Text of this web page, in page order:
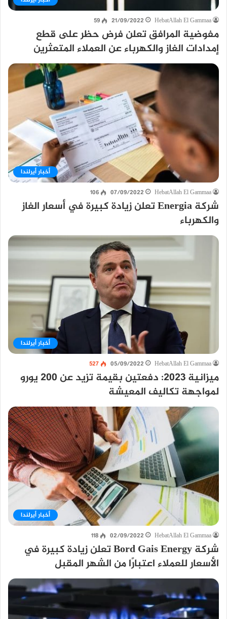
HebatAllah El Gammaa
21/09/2022
59
مفوضية المرافق تعلن فرض حظر على قطع
إمدادات الغاز والكهرباء عن العملاء المتعثرين
أخبار أيرلندا
HebatAllah El Gammaa
07/09/2022
106
شركة Energia تعلن زيادة كبيرة في أسعار الغاز
والكهرباء
أخبار أيرلندا
HebatAllah El Gammaa
05/09/2022
527
ميزانية 2023: دفعتين بقيمة تزيد عن 200 يورو
لمواجهة تكاليف المعيشة
أخبار أيرلندا
HebatAllah El Gammaa
02/09/2022
118
شركة Bord Gais Energy تعلن زيادة كبيرة في
الأسعار للعملاء اعتبارًا من الشهر المقبل